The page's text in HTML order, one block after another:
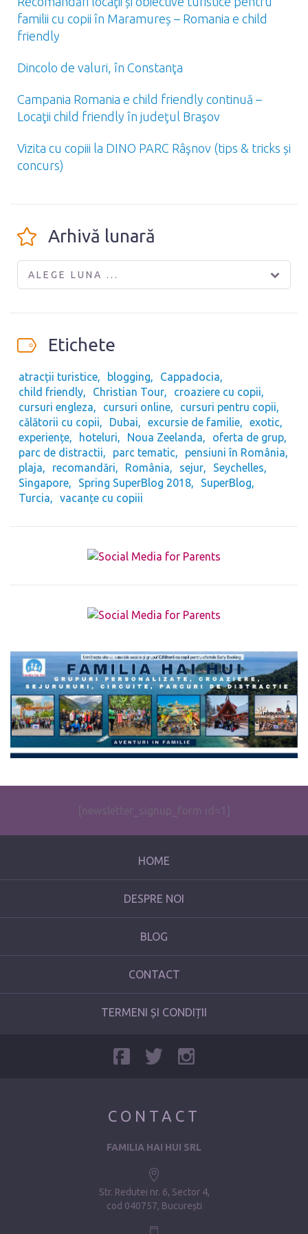
familii cu copii în Maramureș – Romania e child
friendly
Dincolo de valuri, în Constanţa
Campania Romania e child friendly continuă –
Locaţii child friendly în judeţul Braşov
Vizita cu copiii la DINO PARC Râşnov (tips & tricks și
concurs)
Arhivă lunară
ALEGE LUNA ...
Etichete
atracții turistice blogging
Cappadocia
child friendly
Christian Tour
croaziere cu copii
cursuri engleza
cursuri online
cursuri pentru copii
călătorii cu copii
Dubai excursie de familie
exotic
experiențe
hoteluri Noua Zeelanda
oferta de grup
parc de distractii
parc tematic
pensiuni în România
plaja
recomandări România sejur
Seychelles
Singapore
Spring SuperBlog 2018
SuperBlog
Turcia
vacanțe cu copiii
The form you have selected does not exist.
[newsletter_signup_form id=1]
HOME
DESPRE NOI
BLOG
CONTACT
TERMENI ȘI CONDIȚII
CONTACT
FAMILIA HAI HUI SRL
Str. Redutei nr. 6, Sector 4
cod 040757, București